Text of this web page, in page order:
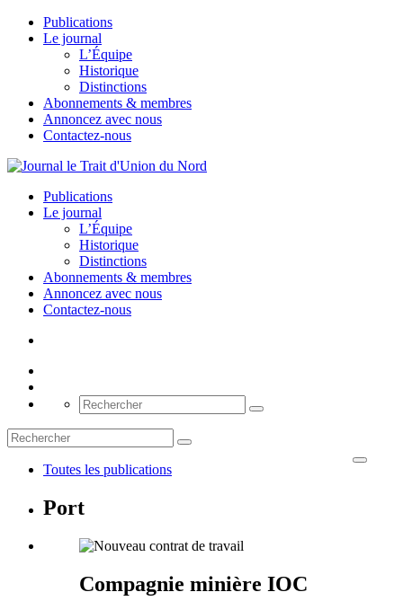
Publications
Le journal
L’Équipe
Historique
Distinctions
Abonnements & membres
Annoncez avec nous
Contactez-nous
Publications
Le journal
L’Équipe
Historique
Distinctions
Abonnements & membres
Annoncez avec nous
Contactez-nous
Toutes les publications
Port
Compagnie minière IOC